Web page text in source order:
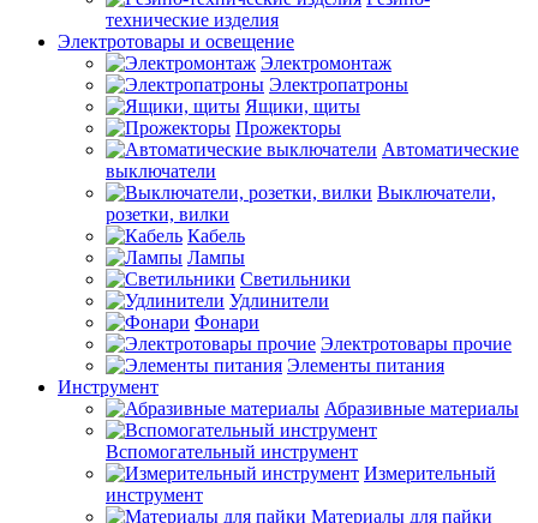
технические изделия
Электротовары и освещение
Электромонтаж
Электропатроны
Ящики, щиты
Прожекторы
Автоматические
выключатели
Выключатели,
розетки, вилки
Кабель
Лампы
Светильники
Удлинители
Фонари
Электротовары прочие
Элементы питания
Инструмент
Абразивные материалы
Вспомогательный инструмент
Измерительный
инструмент
Материалы для пайки